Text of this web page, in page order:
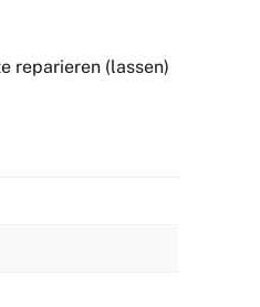
reparieren (lassen)